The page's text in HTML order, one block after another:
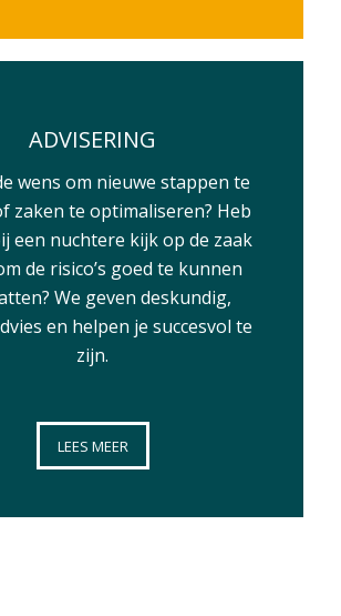
ADVISERING
wens om nieuwe stappen te
zaken te optimaliseren? Heb
een nuchtere kijk op de zaak
de risico’s goed te kunnen
We geven deskundig,
en helpen je succesvol te
zijn.
LEES MEER